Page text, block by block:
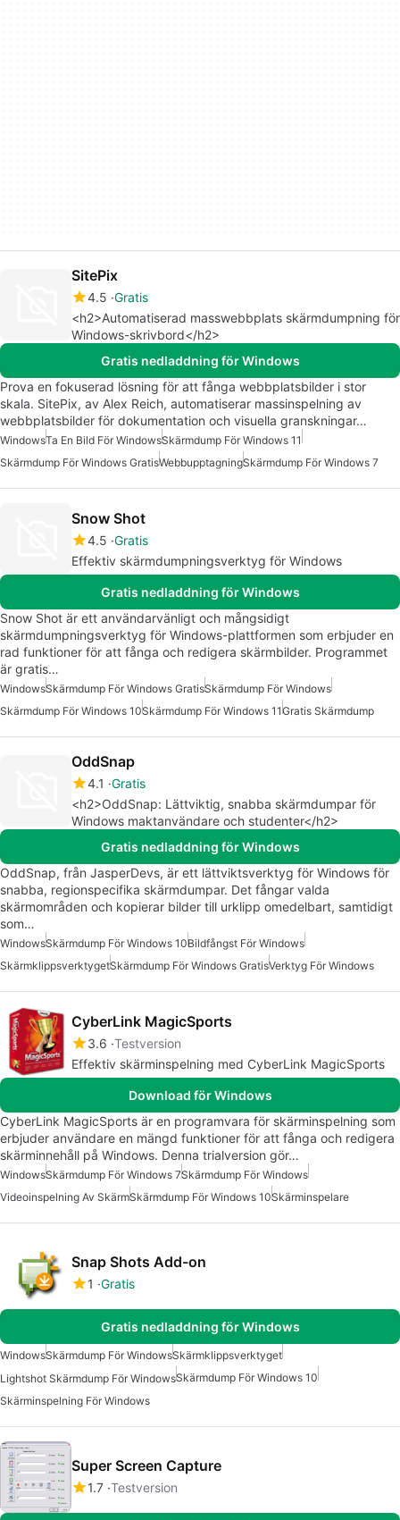
SitePix
4.5 Gratis
<h2>Automatiserad masswebbplats skärmdumpning för
Windows-skrivbord</h2>
Gratis nedladdning för Windows
Prova en fokuserad lösning för att fånga webbplatsbilder i stor
skala. SitePix, av Alex Reich, automatiserar massinspelning av
webbplatsbilder för dokumentation och visuella granskningar…
WindowsTa En Bild För WindowsSkärmdump För Windows 11
Skärmdump För Windows GratisWebbupptagningSkärmdump För Windows 7
Snow Shot
4.5 Gratis
Effektiv skärmdumpningsverktyg för Windows
Gratis nedladdning för Windows
Snow Shot är ett användarvänligt och mångsidigt
skärmdumpningsverktyg för Windows-plattformen som erbjuder en
rad funktioner för att fånga och redigera skärmbilder. Programmet
är gratis…
WindowsSkärmdump För Windows GratisSkärmdump För Windows
Skärmdump För Windows 10Skärmdump För Windows 11Gratis Skärmdump
OddSnap
4.1 Gratis
<h2>OddSnap: Lättviktig, snabba skärmdumpar för
Windows maktanvändare och studenter</h2>
Gratis nedladdning för Windows
OddSnap, från JasperDevs, är ett lättviktsverktyg för Windows för
snabba, regionspecifika skärmdumpar. Det fångar valda
skärmområden och kopierar bilder till urklipp omedelbart, samtidigt
som…
WindowsSkärmdump För Windows 10Bildfångst För Windows
SkärmklippsverktygetSkärmdump För Windows GratisVerktyg För Windows
CyberLink MagicSports
3.6 Testversion
Effektiv skärminspelning med CyberLink MagicSports
Download för Windows
CyberLink MagicSports är en programvara för skärminspelning som
erbjuder användare en mängd funktioner för att fånga och redigera
skärminnehåll på Windows. Denna trialversion gör…
WindowsSkärmdump För Windows 7Skärmdump För Windows
Videoinspelning Av SkärmSkärmdump För Windows 10Skärminspelare
Snap Shots Add-on
1 Gratis
Gratis nedladdning för Windows
WindowsSkärmdump För WindowsSkärmklippsverktyget
Lightshot Skärmdump För WindowsSkärmdump För Windows 10
Skärminspelning För Windows
Super Screen Capture
1.7 Testversion